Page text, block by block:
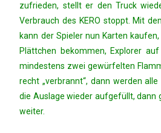
zufrieden, stellt er den Truck
Verbrauch des KERO stoppt. Mit
kann der Spieler nun Karten kaufen,
Plättchen bekommen, Explorer
mindestens zwei gewürfelten
recht „verbrannt“, dann werden
die Auslage wieder aufgefüllt, dann
weiter.